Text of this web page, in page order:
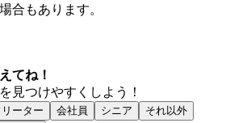
合もあります。
てね！
見つけやすくしよう！
リーター 会社員 シニア
それ以外